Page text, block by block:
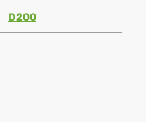
D200